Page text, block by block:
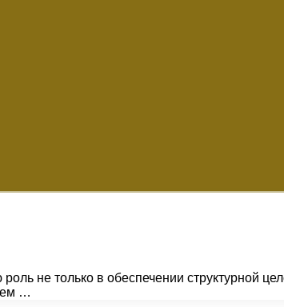
не только в обеспечении структурной
…